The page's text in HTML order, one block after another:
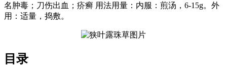
名肿毒；刀伤出血；疥癣 用法用量：内服：煎汤，6-15g。外
用：适量，捣敷。
目录